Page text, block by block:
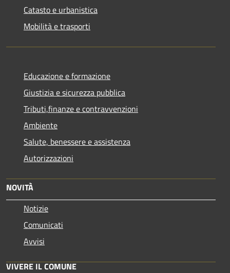
Catasto e urbanistica
Mobilità e trasporti
Educazione e formazione
Giustizia e sicurezza pubblica
Tributi,finanze e contravvenzioni
Ambiente
Salute, benessere e assistenza
Autorizzazioni
NOVITÀ
Notizie
Comunicati
Avvisi
VIVERE IL COMUNE